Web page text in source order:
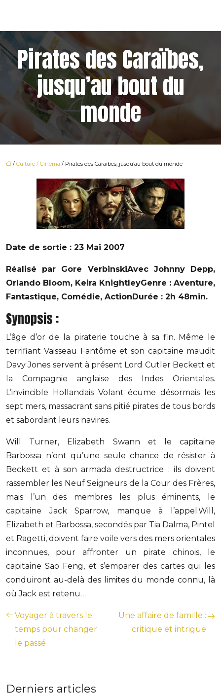
Pirates des Caraïbes,
jusqu’au bout du
monde
/ Culture / Cinéma / Pirates des Caraïbes, jusqu’au bout du monde
Date de sortie : 23 Mai 2007
Réalisé par Gore VerbinskiAvec Johnny Depp,
Orlando Bloom, Keira KnightleyGenre : Aventure,
Fantastique, Comédie, ActionDurée : 2h 48min.
Synopsis :
L’âge d’or de la piraterie touche à sa fin. Même le
terrifiant Vaisseau Fantôme et son capitaine maudit
Davy Jones servent à présent Lord Cutler Beckett et
la Compagnie anglaise des Indes Orientales.
L’invincible Hollandais Volant écume désormais les
sept mers, massacrant sans pitié pirates de tous bords
et sabordant leurs navires.
Will Turner, Elizabeth Swann et le capitaine
Barbossa n’ont qu’une seule chance de résister à
Beckett et à son armada destructrice : ils doivent
rassembler les Neuf Seigneurs de la Cour des Frères,
mais l’un des membres les plus éminents, le
capitaine Jack Sparrow, manque à l’appel.Will,
Elizabeth et Barbossa, secondés par Tia Dalma, Pintel
et Ragetti, doivent faire voile vers des mers orientales
inconnues, pour affronter un pirate chinois, le
capitaine Sao Feng, et s’emparer des cartes qui les
conduiront au-delà des limites du monde connu, là
où Jack est retenu…
Voyager à travers le
temps pour changer
le passé
Une affaire de famille :
critique et intrigue
Derniers articles